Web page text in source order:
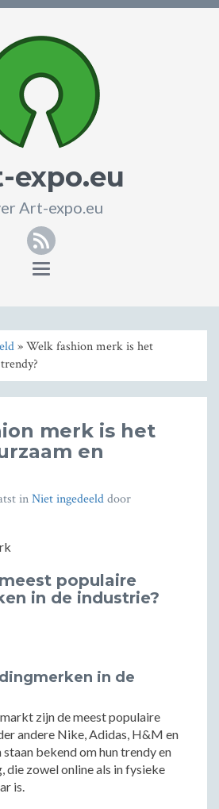
expo.eu
Art-expo.eu
RSS
Toggle
» Welk fashion merk is het
merk is het
en
inNiet ingedeelddoor
populaire
in de industrie?
in de
zijn de meest populaire
andere Nike, Adidas, H&M en
bekend om hun trendy en
die zowel online als in fysieke
is.